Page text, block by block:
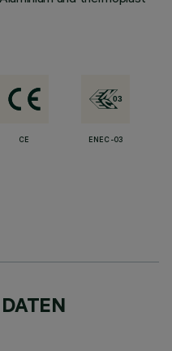
CE ENEC-03